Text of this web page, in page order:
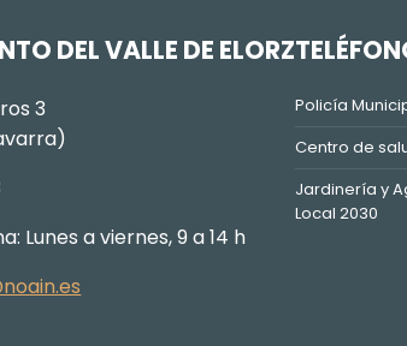
DEL VALLE DE ELORZ
3
Lunes a viernes, 9 a 14 h
Policía
Centro de
Jardinería y
Local 2030